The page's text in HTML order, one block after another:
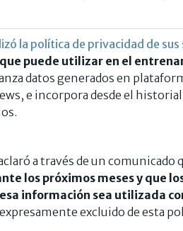
la política de privacidad de
puede utilizar en el
datos generados en
e incorpora desde el
a través de un comunicado
los próximos meses y que
información sea utilizada
excluido de esta